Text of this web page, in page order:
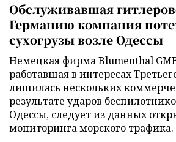
Обслуживавшая
Германию компания
сухогрузы возле Одессы
Немецкая фирма Blumenthal
работавшая в интересах
лишилась нескольких
результате ударов
Одессы, следует из данных
мониторинга морского трафика.